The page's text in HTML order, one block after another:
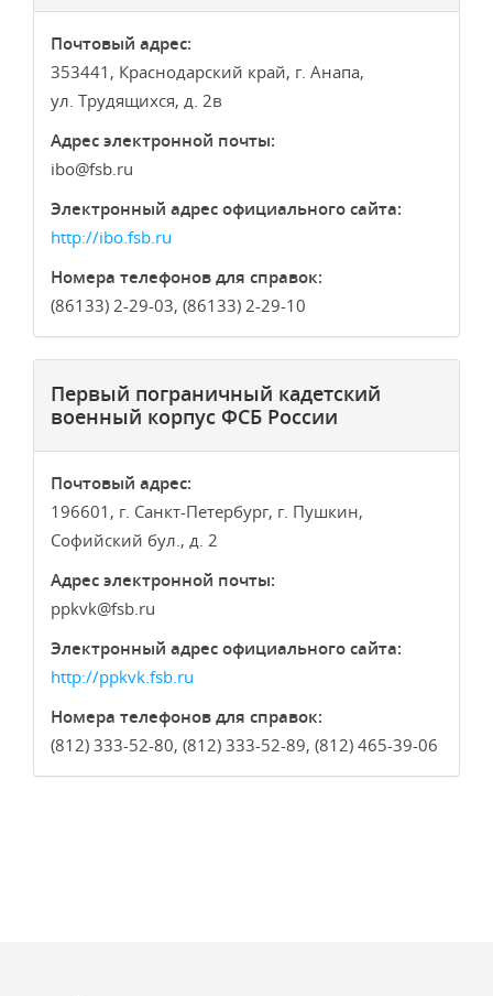
Почтовый адрес:
353441, Краснодарский край, г. Анапа,
ул. Трудящихся, д. 2в
Адрес электронной почты:
ibo
fsb.ru
Электронный адрес официального сайта:
http://ibo.fsb.ru
Номера телефонов для справок:
(86133) 2-29-03, (86133) 2-29-10
Первый пограничный кадетский
военный корпус ФСБ России
Почтовый адрес:
196601, г. Санкт-Петербург, г. Пушкин,
Софийский бул., д. 2
Адрес электронной почты:
ppkvk
fsb.ru
Электронный адрес официального сайта:
http://ppkvk.fsb.ru
Номера телефонов для справок:
(812) 333-52-80, (812) 333-52-89, (812) 465-39-06